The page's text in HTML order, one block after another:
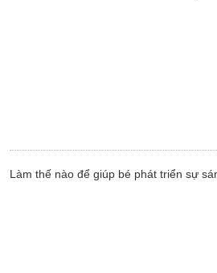
Làm thế nào để giúp bé phát triển sự